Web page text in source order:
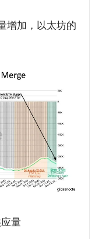
增加，以太坊的
量